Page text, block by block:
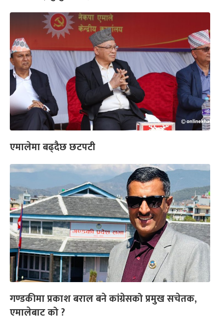
एमालेमा बढ्दैछ छटपटी
गण्डकीमा प्रकाश बराल बने कांग्रेसको प्रमुख सचेतक,
एमालेबाट को ?